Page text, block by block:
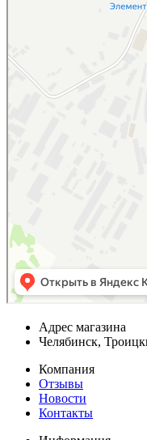
Адрес магазина
Челябинск,
Компания
Отзывы
Новости
Контакты